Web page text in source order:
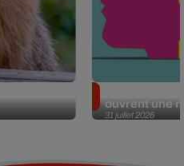
31 juillet 2026
ouvrent une